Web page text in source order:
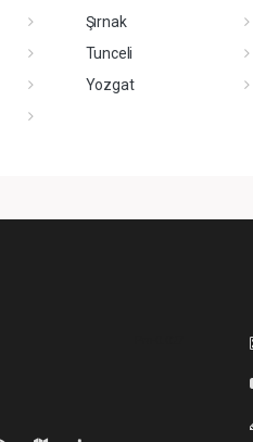
Şırnak
Tunceli
Yozgat